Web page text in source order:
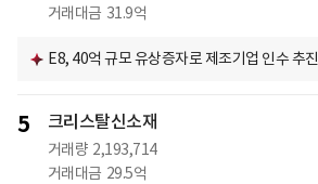
거래대금 31.9억
E8, 40억 규모 유상증자로 제조기업 인수 추진
5 크리스탈신소재
거래량 2,193,714
거래대금 29.5억